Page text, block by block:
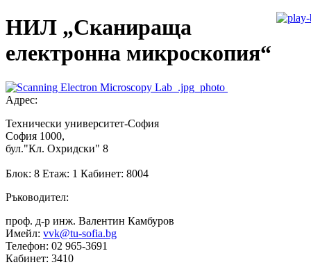
НИЛ „Сканираща
електронна микроскопия“
Адрес:
Технически университет-София
София 1000,
бул."Кл. Охридски" 8
Блок: 8 Етаж: 1 Кабинет: 8004
Ръководител:
проф. д-р инж. Валентин Камбуров
Имейл: vvk@tu-sofia.bg
Телефон: 02 965-3691
Кабинет: 3410